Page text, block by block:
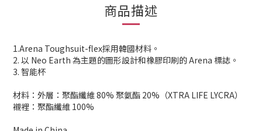
商品描述
1.Arena Toughsuit-flex採用韓國材料。
2. 以 Neo Earth 為主題的圖形設計和橡膠印刷的 Arena 標誌。
3. 智能杯
材料：外層：聚酯纖維 80% 聚氨酯 20%（XTRA LIFE LYCRA）
襯裡：聚酯纖維 100%